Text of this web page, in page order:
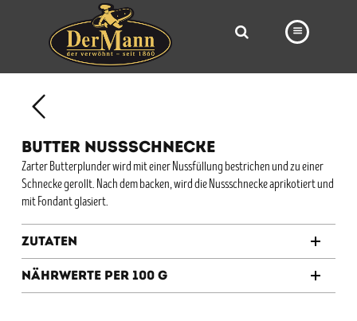
BÄCKEREI
BROTWAY
KARRIERE
BUTTER NUSSSCHNECKE
Zarter Butterplunder wird mit einer Nussfüllung bestrichen und zu einer
Schnecke gerollt. Nach dem backen, wird die Nussschnecke aprikotiert und
mit Fondant glasiert.
Zutaten
Nährwerte per 100 g